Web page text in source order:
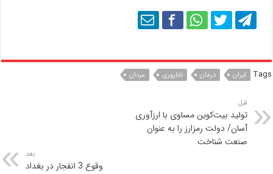
Tags ایران درمان ناباروری مردان
قبل
تولید بیت‌کوین مساوی با ارزآوری
آسان/ دولت رمزارز را به عنوان
صنعت شناخت
بعد
وقوع 3 انفجار در بغداد